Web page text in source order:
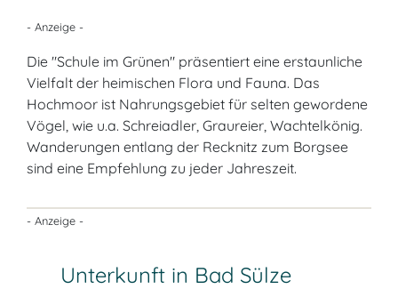
- Anzeige -
Die "Schule im Grünen" präsentiert eine erstaunliche
Vielfalt der heimischen Flora und Fauna. Das
Hochmoor ist Nahrungsgebiet für selten gewordene
Vögel, wie u.a. Schreiadler, Graureier, Wachtelkönig.
Wanderungen entlang der Recknitz zum Borgsee
sind eine Empfehlung zu jeder Jahreszeit.
- Anzeige -
Unterkunft in Bad Sülze